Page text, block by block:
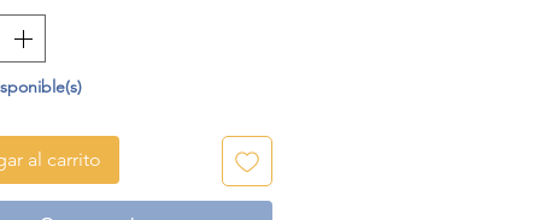
los bordes de los tejidos
sea necesario.
al carrito